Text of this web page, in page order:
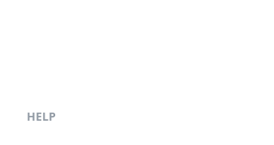
HELP